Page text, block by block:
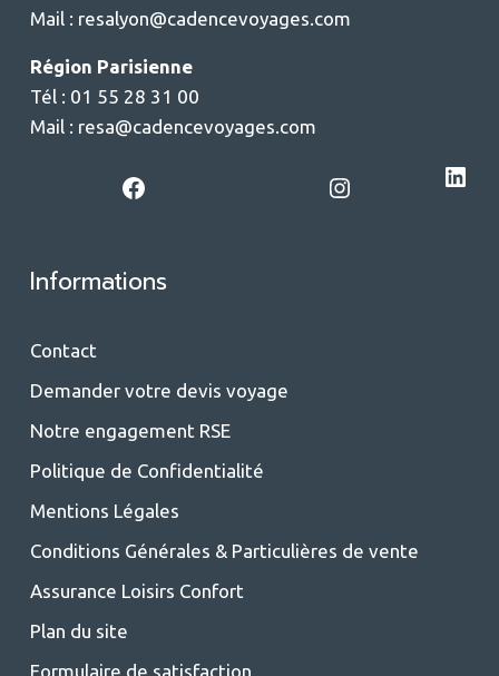
Mail : resalyon@cadencevoyages.com
Région Parisienne
Tél : 01 55 28 31 00
Mail : resa@cadencevoyages.com
Facebook Instagram LinkedIn
Informations
Contact
Demander votre devis voyage
Notre engagement RSE
Politique de Confidentialité
Mentions Légales
Conditions Générales & Particulières de vente
Assurance Loisirs Confort
Plan du site
Formulaire de satisfaction